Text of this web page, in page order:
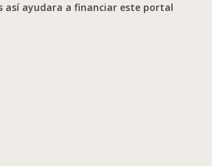
así ayudara a financiar este portal